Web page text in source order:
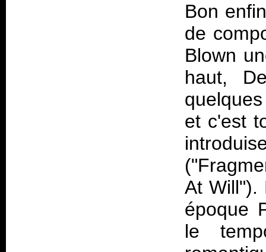
Bon
de
Blown
haut,
et c'est
At Will").
époque
le